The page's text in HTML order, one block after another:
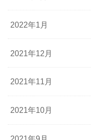
2022年1月
2021年12月
2021年11月
2021年10月